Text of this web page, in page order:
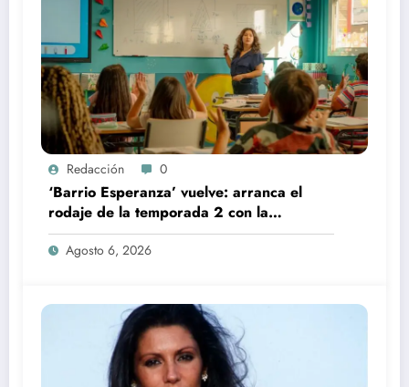
Redacción 0
‘Barrio Esperanza’ vuelve: arranca el
rodaje de la temporada 2 con la
incorporación de María Castro
Agosto 6, 2026